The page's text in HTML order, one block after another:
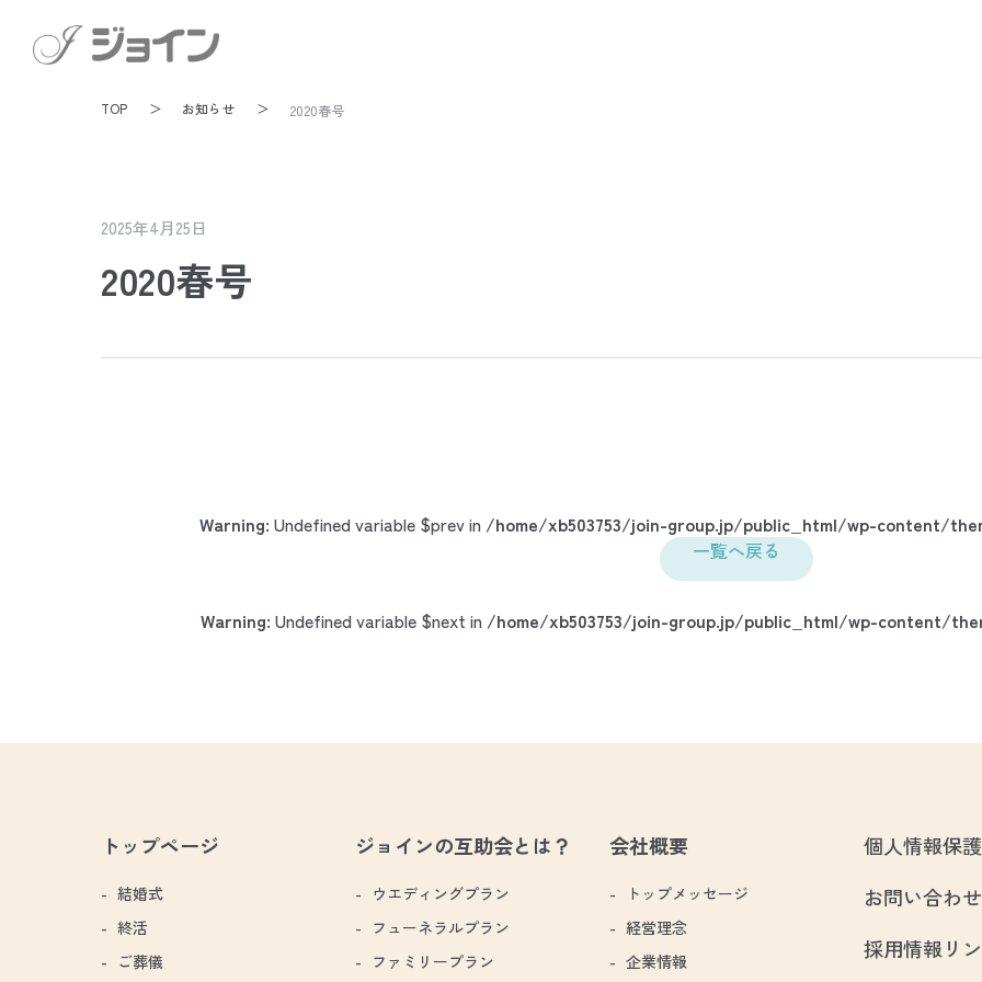
TOP お知らせ 2020春号
2025年4月25日
2020春号
Warning: Undefined variable $prev in /home/xb503753/join-group.jp/public_html/wp-content/
一覧へ戻る
Warning: Undefined variable $next in /home/xb503753/join-group.jp/public_html/wp-content/
トップページ
結婚式
終活
ご葬儀
ジョインの互助会とは？
ウエディングプラン
フューネラルプラン
ファミリープラン
会社概要
トップメッセージ
経営理念
企業情報
個人情報保
お問い合わせ
採用情報リ